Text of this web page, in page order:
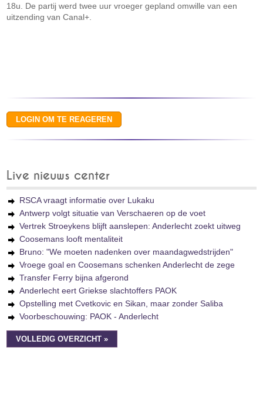
18u. De partij werd twee uur vroeger gepland omwille van een
uitzending van Canal+.
Live nieuws center
RSCA vraagt informatie over Lukaku
Antwerp volgt situatie van Verschaeren op de voet
Vertrek Stroeykens blijft aanslepen: Anderlecht zoekt uitweg
Coosemans looft mentaliteit
Bruno: "We moeten nadenken over maandagwedstrijden"
Vroege goal en Coosemans schenken Anderlecht de zege
Transfer Ferry bijna afgerond
Anderlecht eert Griekse slachtoffers PAOK
Opstelling met Cvetkovic en Sikan, maar zonder Saliba
Voorbeschouwing: PAOK - Anderlecht
VOLLEDIG OVERZICHT »